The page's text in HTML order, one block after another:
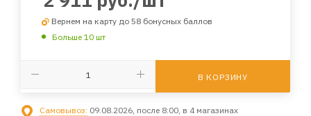
Вернем на карту до 58 бонусных баллов
Больше 10 шт
В КОРЗИНУ
Самовывоз: 09.08.2026, после 8:00, в 4 магазинах